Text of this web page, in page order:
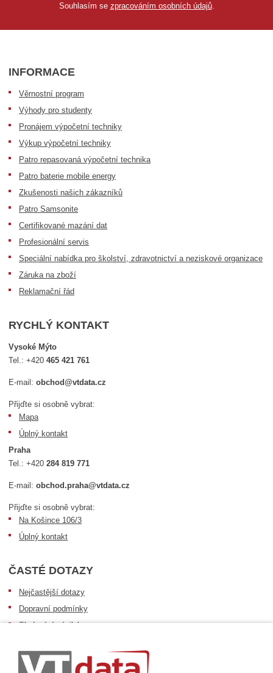
Souhlasím se zpracováním osobních údajů.
INFORMACE
Věrnostní program
Výhody pro studenty
Pronájem výpočetní techniky
Výkup výpočetní techniky
Patro repasovaná výpočetní technika
Patro baterie mobile energy
Zkušenosti našich zákazníků
Patro Samsonite
Certifikované mazání dat
Profesionální servis
Speciální nabídka pro školství, zdravotnictví a neziskové organizace
Záruka na zboží
Reklamační řád
RYCHLÝ KONTAKT
Vysoké Mýto
Tel.:+420465 421 761
E-mail:obchod@vtdata.cz
Přijďte si osobně vybrat:
Mapa
Úplný kontakt
Praha
Tel.:+420284 819 771
E-mail:obchod.praha@vtdata.cz
Přijďte si osobně vybrat:
Na Košince 106/3
Úplný kontakt
ČASTÉ DOTAZY
Nejčastější dotazy
Dopravní podmínky
Sledování zásilek
Informace k dostupnosti zboží